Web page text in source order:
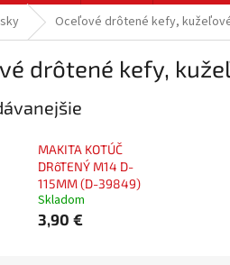
Oceľové drôtené kefy,
drôtené kefy,
MAKITA KOTÚČ
DRôTENÝ M14 D-
115MM (D-39849)
Skladom
3,90 €